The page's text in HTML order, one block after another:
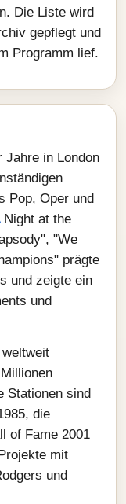
Die Liste wird
gepflegt und
Programm lief.
Jahre in London
Pop, Oper und
Night at the
"We
prägte
und zeigte ein
und
Stationen sind
die
of Fame 2001
mit
und